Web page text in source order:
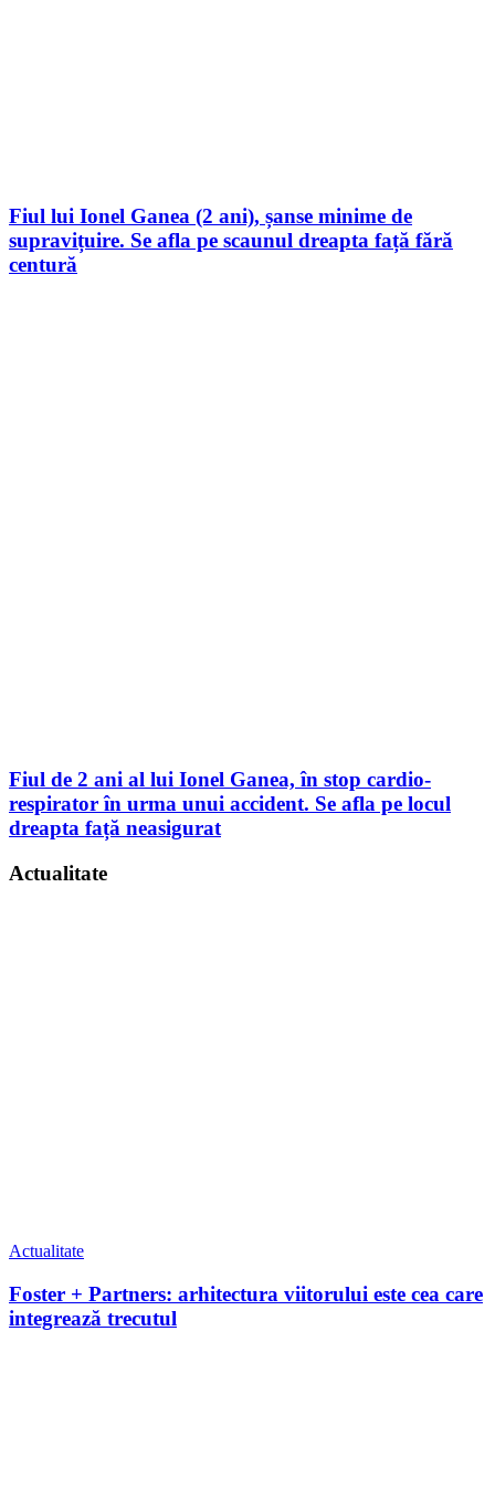
Fiul lui Ionel Ganea (2 ani), șanse minime de
supravițuire. Se afla pe scaunul dreapta față fără
centură
Fiul de 2 ani al lui Ionel Ganea, în stop cardio-
respirator în urma unui accident. Se afla pe locul
dreapta față neasigurat
Actualitate
Actualitate
Foster + Partners: arhitectura viitorului este cea care
integrează trecutul